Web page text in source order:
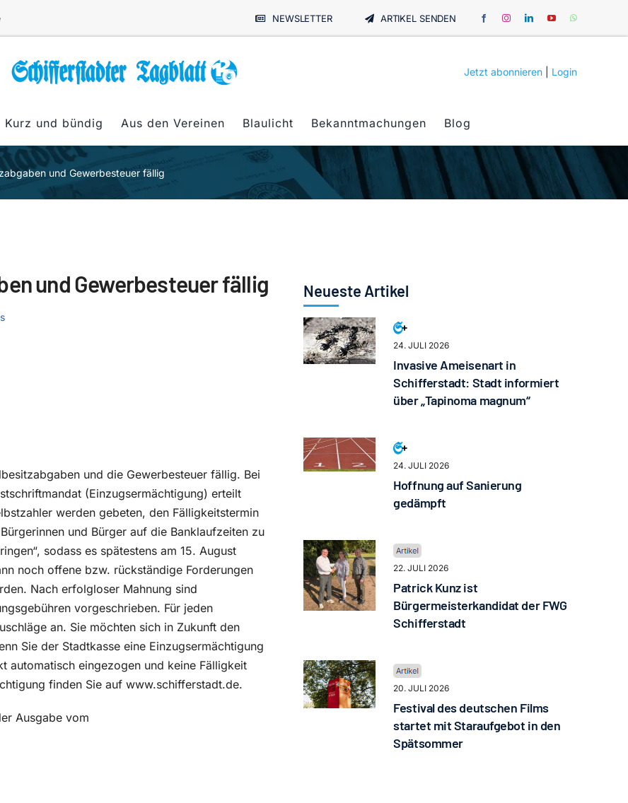
NEWSLETTER ARTIKEL SENDEN
Jetzt abonnieren Login
Kurz und bündig Aus den Vereinen Blaulicht Bekanntmachungen Blog
und Gewerbesteuer fällig
und Gewerbesteuer fällig
und die Gewerbesteuer fällig. Bei
(Einzugsermächtigung) erteilt
werden gebeten, den Fälligkeitstermin
und Bürger auf die Banklaufzeiten zu
sodass es spätestens am 15. August
noch offene bzw. rückständige Forderungen
Nach erfolgloser Mahnung sind
vorgeschrieben. Für jeden
an. Sie möchten sich in Zukunft den
Sie der Stadtkasse eine Einzugsermächtigung
automatisch eingezogen und keine Fälligkeit
finden Sie auf www.schifferstadt.de.
Ausgabe vom
Neueste Artikel
24. JULI 2026
Invasive Ameisenart in
Schifferstadt: Stadt informiert
über „Tapinoma magnum“
24. JULI 2026
Hoffnung auf Sanierung
gedämpft
22. JULI 2026
Patrick Kunz ist
Bürgermeisterkandidat der FWG
Schifferstadt
20. JULI 2026
Festival des deutschen Films
startet mit Staraufgebot in den
Spätsommer